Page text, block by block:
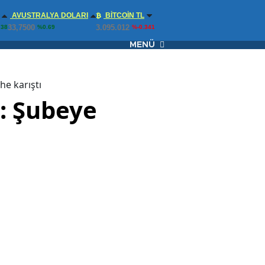
AVUSTRALYA DOLARI
33,7500 %0.69
BITCOIN TL
3.095.012 %-0.341
MENÜ
karıştı
Şubeye